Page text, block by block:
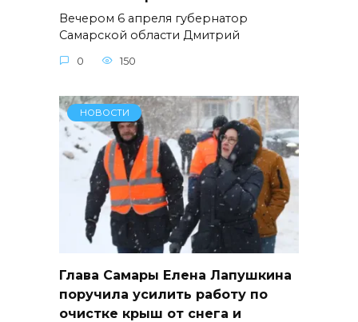
Вечером 6 апреля губернатор
Самарской области Дмитрий
0 150
НОВОСТИ
Глава Самары Елена Лапушкина
поручила усилить работу по
очистке крыш от снега и